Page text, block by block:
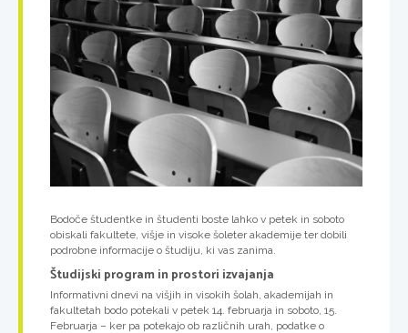
Bodoče študentke in študenti boste lahko v petek in soboto
obiskali fakultete, višje in visoke šoleter akademije ter dobili
podrobne informacije o študiju, ki vas zanima.
Študijski program in prostori izvajanja
Informativni dnevi na višjih in visokih šolah, akademijah in
fakultetah bodo potekali v petek 14. februarja in soboto, 15.
Februarja – ker pa potekajo ob različnih urah, podatke o